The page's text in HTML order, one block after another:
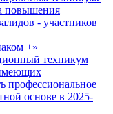
повышения
- участников
+»
техникум
профессиональное
основе в 2025-